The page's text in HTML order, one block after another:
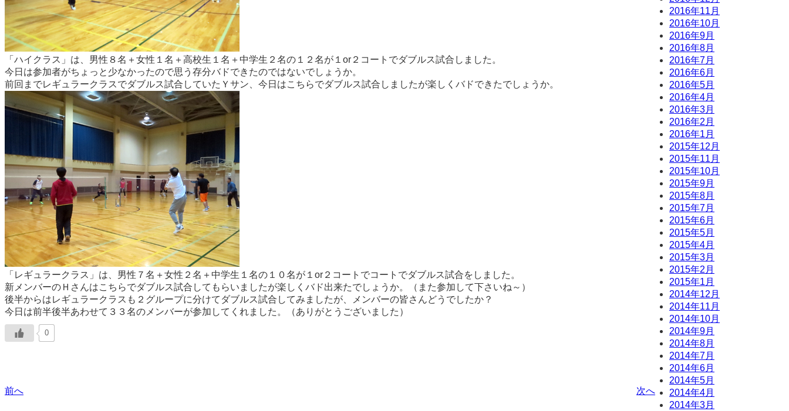
「ハイクラス」は、男性８名＋女性１名＋高校生１名＋中学生２名の１２名が１or２コートでダブルス試合しました。
今日は参加者がちょっと少なかったので思う存分バドできたのではないでしょうか。
前回までレギュラークラスでダブルス試合していたＹサン、今日はこちらでダブルス試合しましたが楽しくバドできたでしょうか。
「レギュラークラス」は、男性７名＋女性２名＋中学生１名の１０名が１or２コートでコートでダブルス試合をしました。
新メンバーのＨさんはこちらでダブルス試合してもらいましたが楽しくバド出来たでしょうか。（また参加して下さいね～）
後半からはレギュラークラスも２グループに分けてダブルス試合してみましたが、メンバーの皆さんどうでしたか？
今日は前半後半あわせて３３名のメンバーが参加してくれました。（ありがとうございました）
0
前へ 次へ
2016年11月
2016年10月
2016年9月
2016年8月
2016年7月
2016年6月
2016年5月
2016年4月
2016年3月
2016年2月
2016年1月
2015年12月
2015年11月
2015年10月
2015年9月
2015年8月
2015年7月
2015年6月
2015年5月
2015年4月
2015年3月
2015年2月
2015年1月
2014年12月
2014年11月
2014年10月
2014年9月
2014年8月
2014年7月
2014年6月
2014年5月
2014年4月
2014年3月